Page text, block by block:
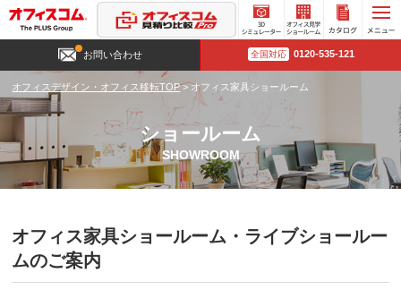
3D
シミュ
ー
オフィ
ス見学
ルーム
お問い合わせ 全国対応 0120-535-121
オフィスデザイン・オフィス移転TOP>オフィス家具ショールーム
ショールーム
SHOWROOM
オフィス家具ショールーム・ライブショールー
ムのご案内